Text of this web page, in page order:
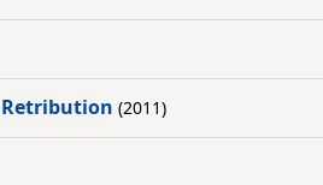
Retribution (2011)